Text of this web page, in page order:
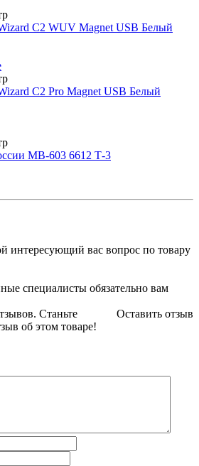
C2 WUV Magnet USB Белый
C2 Pro Magnet USB Белый
МВ-603 6612 Т-3
интересующий вас вопрос по товару
специалисты обязательно вам
Оставить отзыв
Станьте
об этом товаре!